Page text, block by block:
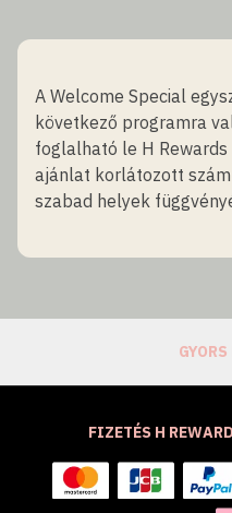
A Welcome Special
következő programra
foglalható le H
ajánlat korlátozott
szabad helyek
FIZETÉS H